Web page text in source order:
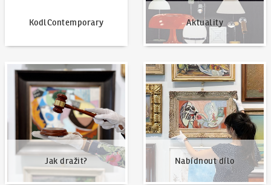
KodlContemporary Aktuality
Jak dražit?
Jak dražit?
Nabídnout dílo
Nabídnout dílo